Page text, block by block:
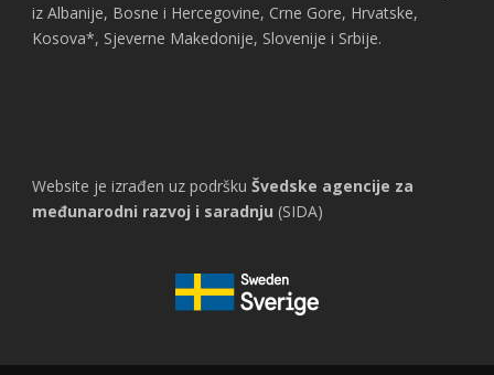
iz Albanije, Bosne i Hercegovine, Crne Gore, Hrvatske,
Kosova*, Sjeverne Makedonije, Slovenije i Srbije.
Website je izrađen uz podršku Švedske agencije za
međunarodni razvoj i saradnju (SIDA)